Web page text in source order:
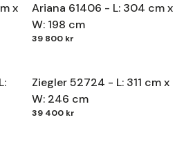
x
Ariana 61406 - L: 304 cm x
W: 198 cm
39 800 kr
Ziegler 52724 - L: 311 cm x
W: 246 cm
39 400 kr